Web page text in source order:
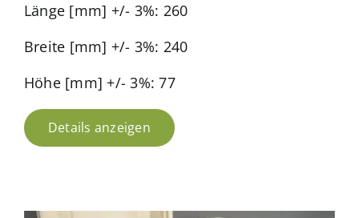
Länge [mm] +/- 3%: 260
Breite [mm] +/- 3%: 240
Höhe [mm] +/- 3%: 77
Details anzeigen